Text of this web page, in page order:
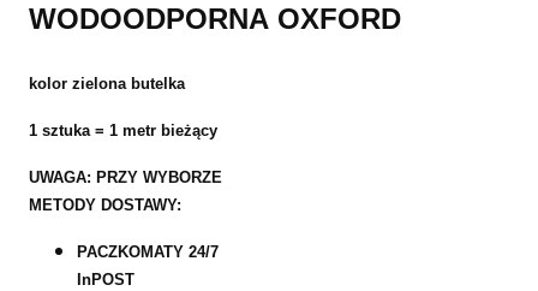
WODOODPORNA OXFORD
kolor zielona butelka
1 sztuka = 1 metr bieżący
UWAGA: PRZY WYBORZE
METODY DOSTAWY:
PACZKOMATY 24/7
InPOST